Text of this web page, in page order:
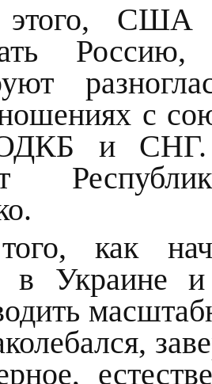
США
с
и СНГ.
как
в Украине